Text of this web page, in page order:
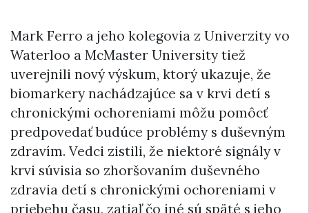
Mark Ferro a jeho kolegovia z Univerzity vo
Waterloo a McMaster University tiež
uverejnili nový výskum, ktorý ukazuje, že
biomarkery nachádzajúce sa v krvi detí s
chronickými ochoreniami môžu pomôcť
predpovedať budúce problémy s duševným
zdravím. Vedci zistili, že niektoré signály v
krvi súvisia so zhoršovaním duševného
zdravia detí s chronickými ochoreniami v
priebehu času, zatiaľ čo iné sú späté s jeho